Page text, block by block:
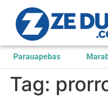
Parauapebas
Tag: